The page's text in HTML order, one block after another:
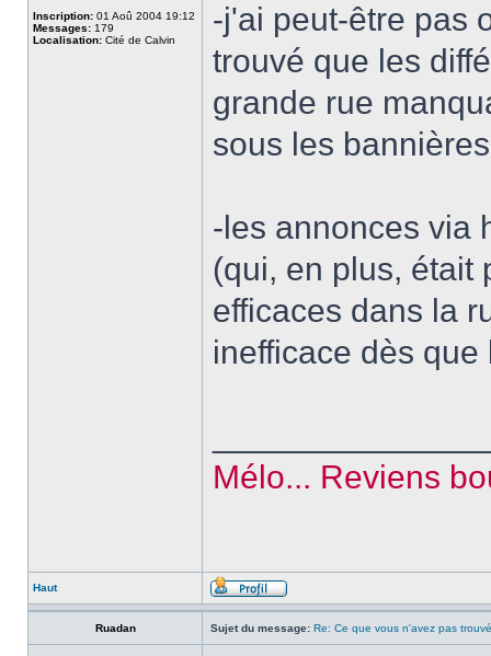
Inscription: 01 Aoû 2004 19:12
Messages: 179
Localisation: Cité de Calvin
-j'ai peut-être pas
trouvé que les
grande rue
sous les
-les annonces via
(qui, en plus, était
efficaces dans la
inefficace dès
Mélo... Reviens
Haut
Ruadan Sujet du message: Re: Ce que vous n'avez pas